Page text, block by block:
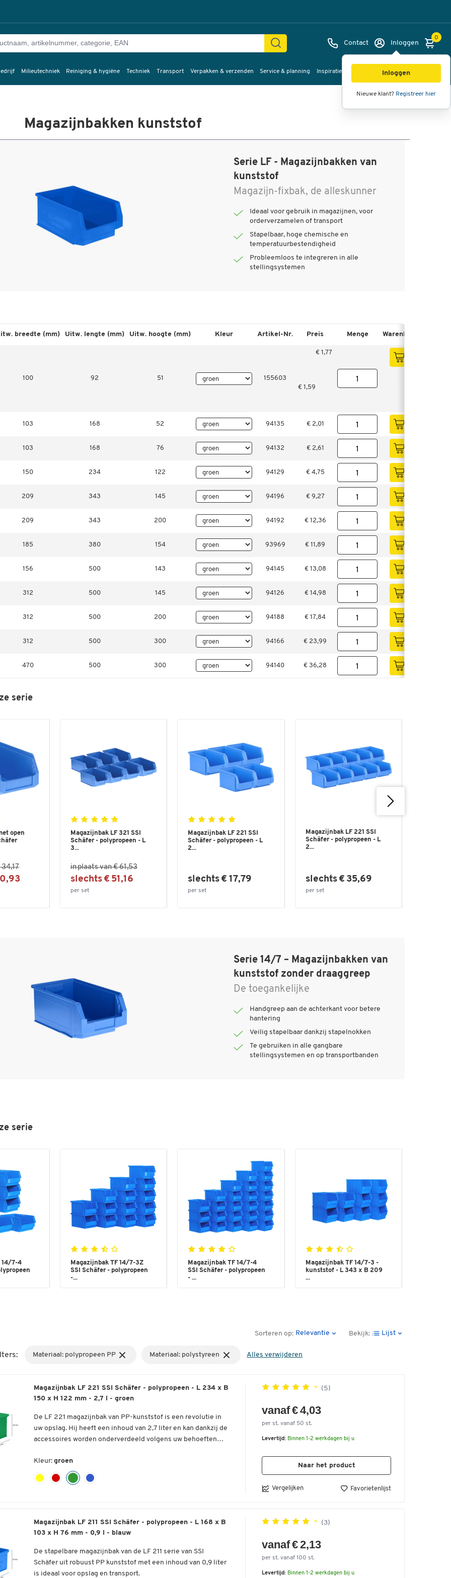
Contact Inloggen
Inloggen
Nieuwe klant? Registreer hier
0
Milieutechniek Reiniging & hygiëne Techniek Transport Verpakken & verzenden Service & planning Inspiratie
Magazijnbakken kunststof
Serie LF - Magazijnbakken van
kunststof
Magazijn-fixbak, de alleskunner
Ideaal voor gebruik in magazijnen, voor
orderverzamelen of transport
Stapelbaar, hoge chemische en
temperatuurbestendigheid
Probleemloos te integreren in alle
stellingsystemen
breedte (mm) Uitw. lengte (mm) Uitw. hoogte (mm) Kleur Artikel-Nr. Preis Menge Warenkorb &
100 92 51
155603
€ 1,59
€ 1,77
103 168 52 94135 € 2,01
103 168 76 94132 € 2,61
150 234 122 94129 € 4,75
209 343 145 94196 € 9,27
209 343 200 94192 € 12,36
185 380 154 93969 € 11,89
156 500 143 94145 € 13,08
312 500 145 94126 € 14,98
312 500 200 94188 € 17,84
312 500 300 94166 € 23,99
470 500 300 94140 € 36,28
serie
open
Magazijnbak LF 321 SSI
Schäfer - polypropeen - L
3...
in plaats van € 61,53
slechts € 51,16
per set
Magazijnbak LF 221 SSI
Schäfer - polypropeen - L
2...
slechts € 17,79
per set
Magazijnbak LF 221 SSI
Schäfer - polypropeen - L
2...
slechts € 35,69
per set
Serie 14/7 – Magazijnbakken van
kunststof zonder draaggreep
De toegankelijke
Handgreep aan de achterkant voor betere
hantering
Veilig stapelbaar dankzij stapelnokken
Te gebruiken in alle gangbare
stellingsystemen en op transportbanden
serie
14/7-4
Magazijnbak TF 14/7-3Z
SSI Schäfer - polypropeen
-...
Magazijnbak TF 14/7-4
SSI Schäfer - polypropeen
- ...
Magazijnbak TF 14/7-3 -
kunststof - L 343 x B 209
...
Sorteren op: Relevantie Bekijk: Lijst
Materiaal: polypropeen PP Materiaal: polystyreen Alles verwijderen
Magazijnbak LF 221 SSI Schäfer - polypropeen - L 234 x B
150 x H 122 mm - 2,7 l - groen
De LF 221 magazijnbak van PP-kunststof is een revolutie in
uw opslag. Hij heeft een inhoud van 2,7 liter en kan dankzij de
accessoires worden onderverdeeld volgens uw behoeften
orde die u in staat stelt om in korte tijd toegang te krijgen tot
de nodige kleine onderdelen. Met deze stevige en duurzame
gegraveerde etiketten of longitudinale scheidingswanden.
Een optionele stofkap zorgt ervoor dat de onderdelen perfect
Robuust en vormstabiel
Bestand tegen de meeste zuren, oliën en logen
Uitvoering :
Kleur: groen
(5)
vanaf € 4,03
per st. vanaf 50 st.
Levertijd: Binnen 1-2 werkdagen bij u
Naar het product
Vergelijken Favorietenlijst
Magazijnbak LF 211 SSI Schäfer - polypropeen - L 168 x B
103 x H 76 mm - 0,9 l - blauw
De stapelbare magazijnbak van de LF 211 serie van SSI
Schäfer uit robuust PP kunststof met een inhoud van 0,9 liter
is ideaal voor opslag en transport.
(3)
vanaf € 2,13
per st. vanaf 100 st.
Levertijd: Binnen 1-2 werkdagen bij u